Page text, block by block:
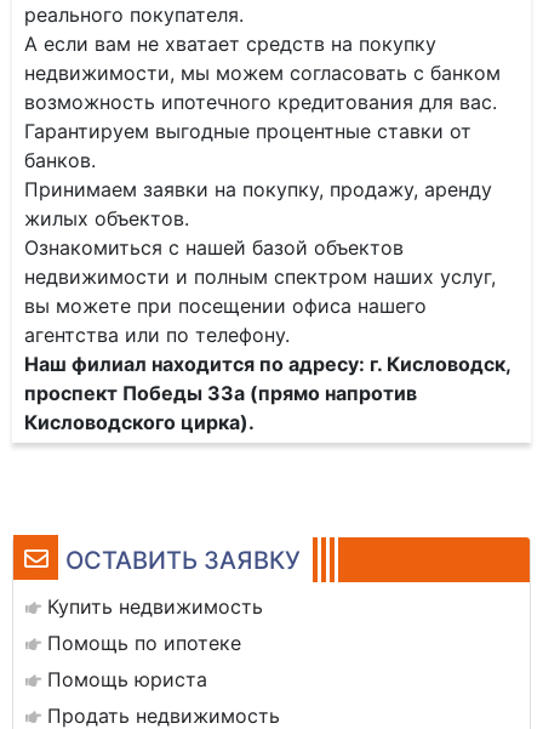
ОСТАВИТЬ ЗАЯВКУ
Купить недвижимость
Помощь по ипотеке
Помощь юриста
Продать недвижимость
реального покупателя.
А если вам не хватает средств на покупку
недвижимости, мы можем согласовать с банком
возможность ипотечного кредитования для вас.
Гарантируем выгодные процентные ставки от
банков.
Принимаем заявки на покупку, продажу, аренду
жилых объектов.
Ознакомиться с нашей базой объектов
недвижимости и полным спектром наших услуг,
вы можете при посещении офиса нашего
агентства или по телефону.
Наш филиал находится по адресу: г. Кисловодск,
проспект Победы 33а (прямо напротив
Кисловодского цирка).